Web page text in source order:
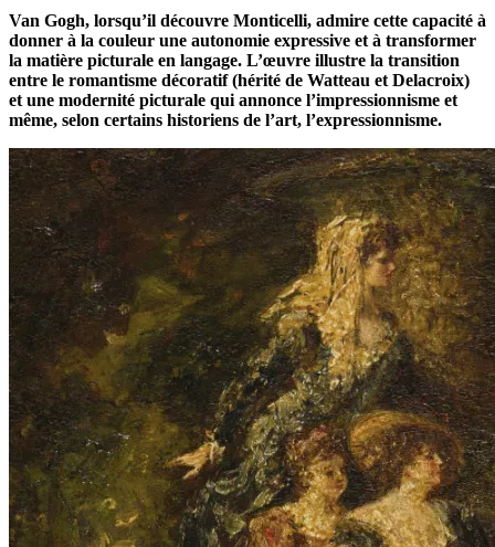
Van Gogh, lorsqu’il découvre Monticelli, admire cette capacité à
donner à la couleur une autonomie expressive et à transformer
la matière picturale en langage. L’œuvre illustre la transition
entre le romantisme décoratif (hérité de Watteau et Delacroix)
et une modernité picturale qui annonce l’impressionnisme et
même, selon certains historiens de l’art, l’expressionnisme.